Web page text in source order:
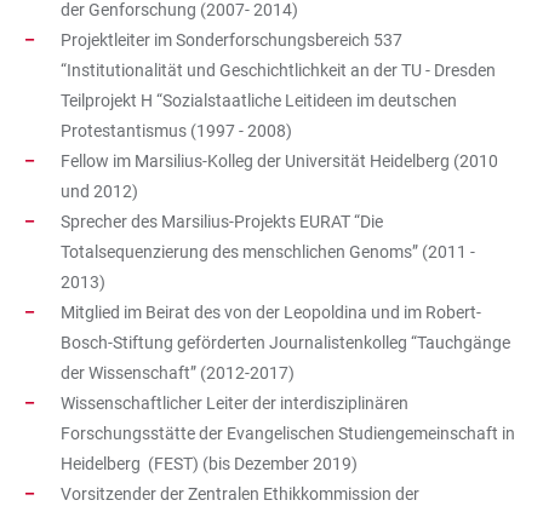
der Genforschung (2007- 2014)
Projektleiter im Sonderforschungsbereich 537
“Institutionalität und Geschichtlichkeit an der TU - Dresden
Teilprojekt H “Sozialstaatliche Leitideen im deutschen
Protestantismus (1997 - 2008)
Fellow im Marsilius-Kolleg der Universität Heidelberg (2010
und 2012)
Sprecher des Marsilius-Projekts EURAT “Die
Totalsequenzierung des menschlichen Genoms” (2011 -
2013)
Mitglied im Beirat des von der Leopoldina und im Robert-
Bosch-Stiftung geförderten Journalistenkolleg “Tauchgänge
der Wissenschaft” (2012-2017)
Wissenschaftlicher Leiter der interdisziplinären
Forschungsstätte der Evangelischen Studiengemeinschaft in
Heidelberg (FEST) (bis Dezember 2019)
Vorsitzender der Zentralen Ethikkommission der